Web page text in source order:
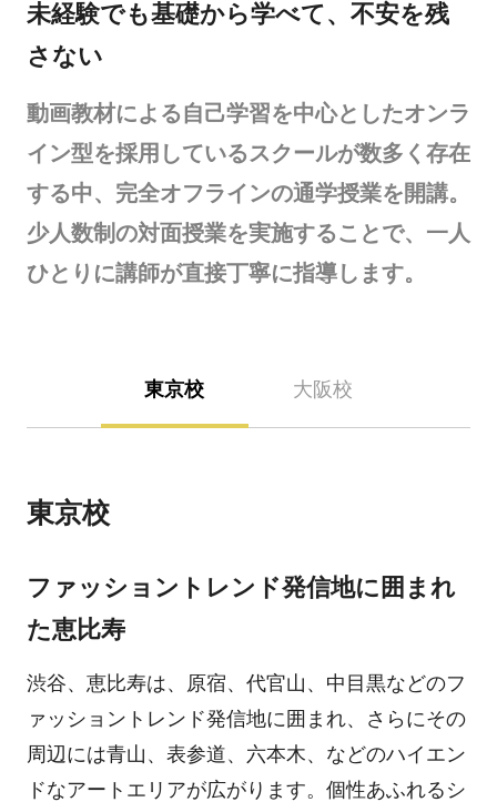
未経験でも基礎から学べて、不安を残
さない
動画教材による自己学習を中心としたオンラ
イン型を採用しているスクールが数多く存在
する中、完全オフラインの通学授業を開講。
少人数制の対面授業を実施することで、一人
ひとりに講師が直接丁寧に指導します。
東京校 大阪校
東京校
ファッショントレンド発信地に囲まれ
た恵比寿
渋谷、恵比寿は、原宿、代官山、中目黒などのフ
ァッショントレンド発信地に囲まれ、さらにその
周辺には青山、表参道、六本木、などのハイエン
ドなアートエリアが広がります。個性あふれるシ